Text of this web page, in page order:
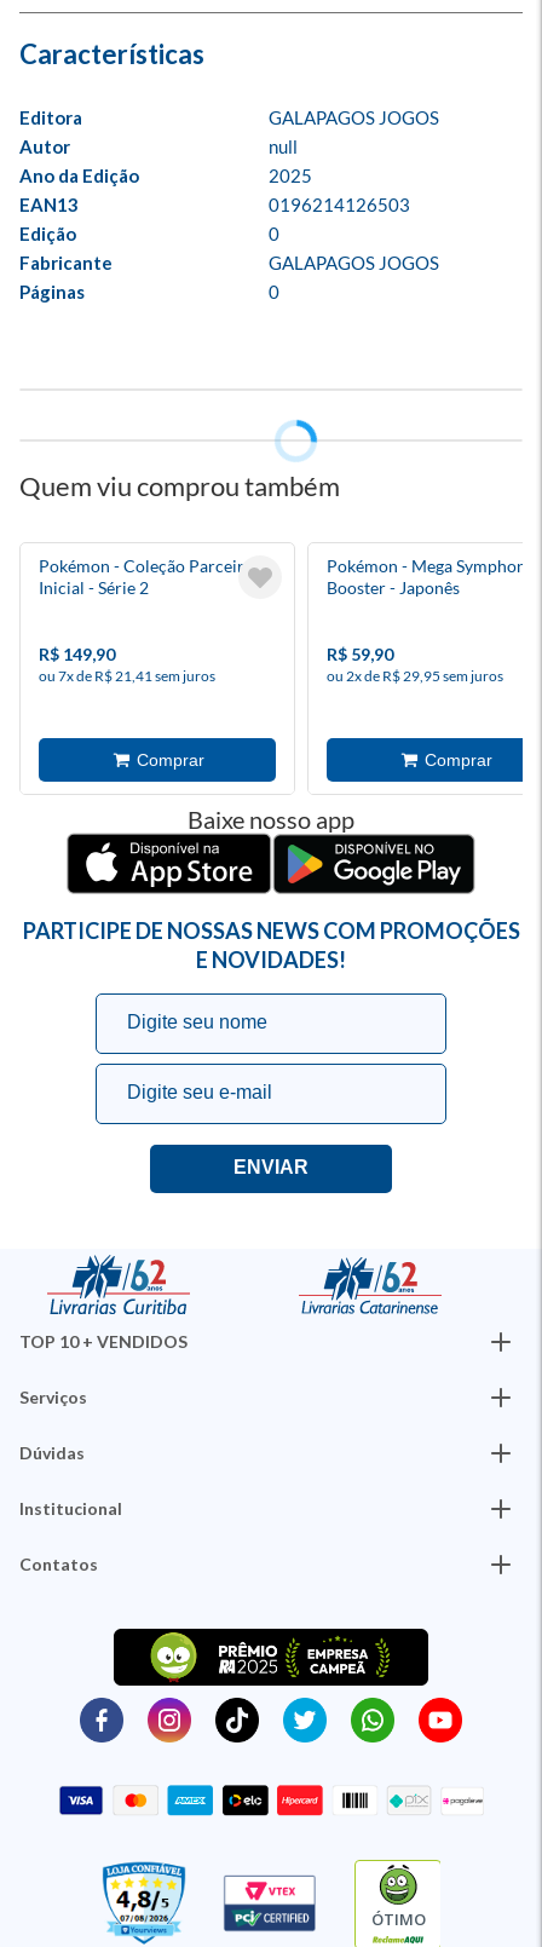
Editora
GALAPAGOS JOGOS
Autor
null
Ano da Edição
2025
EAN13
0196214126503
Edição
0
Fabricante
GALAPAGOS JOGOS
Páginas
0
Quem viu comprou também
Pokémon - Coleção Parceiro
Inicial - Série 2
R$ 149,90
ou 7x de R$ 21,41 sem juros
Pokémon - Mega Symphonia
Booster - Japonês
R$ 59,90
ou 2x de R$ 29,95 sem juros
Baixe nosso app
PARTICIPE DE NOSSAS NEWS COM PROMOÇÕES
E NOVIDADES!
TOP 10 + VENDIDOS
Serviços
Dúvidas
Institucional
Contatos
ÓTIMO